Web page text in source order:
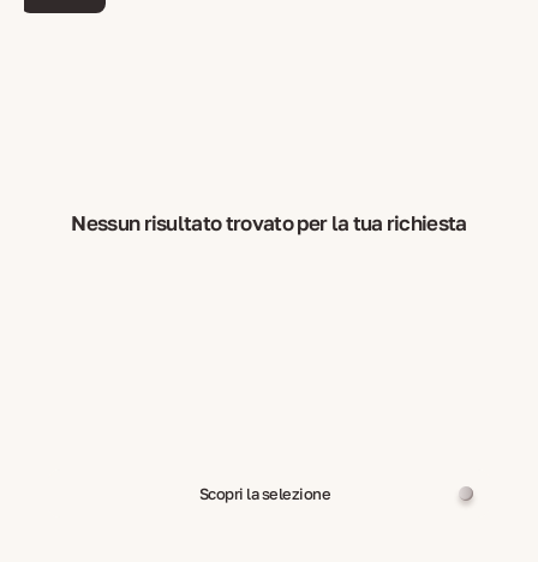
Nessun risultato trovato per la tua richiesta
Scopri la selezione